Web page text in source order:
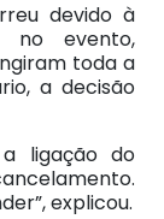
devido à
no evento,
toda a
a decisão
ligação do
explicou.